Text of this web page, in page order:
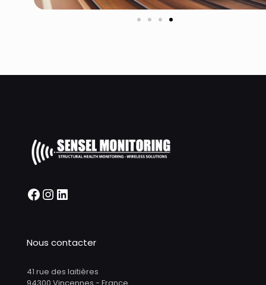
Nous contacter
41 rue des laitières
94300 Vincennes - France